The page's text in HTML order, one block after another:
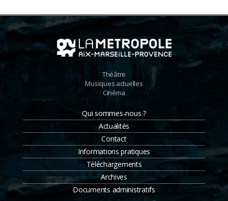
Théâtre
Musiques actuelles
Cinéma
Qui sommes-nous ?
Actualités
Contact
Informations pratiques
Téléchargements
Archives
Documents administratifs